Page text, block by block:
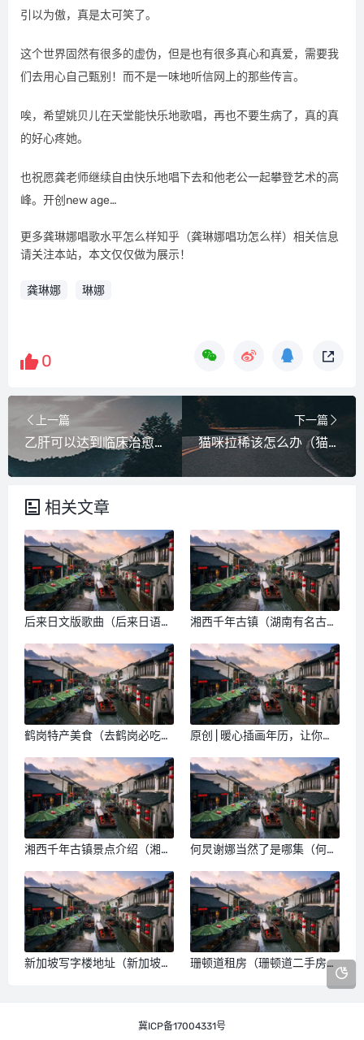
引以为傲，真是太可笑了。
这个世界固然有很多的虚伪，但是也有很多真心和真爱，需要我
们去用心自己甄别！而不是一味地听信网上的那些传言。
唉，希望姚贝儿在天堂能快乐地歌唱，再也不要生病了，真的真
的好心疼她。
也祝愿龚老师继续自由快乐地唱下去和他老公一起攀登艺术的高
峰。开创new age…
更多龚琳娜唱歌水平怎么样知乎（龚琳娜唱功怎么样）相关信息
请关注本站，本文仅仅做为展示！
龚琳娜 琳娜
0
上一篇
乙肝可以达到临床治愈吗（什么叫临床治愈乙肝）
下一篇
猫咪拉稀该怎么办（猫咪拉稀咋办）
相关文章
后来日文版歌曲（后来日语版
湘西千年古镇（湖南有名古
鹤岗特产美食（去鹤岗必吃的
​原创 | 暖心插画年历，让你的
湘西千年古镇景点介绍（湘西
何炅谢娜当然了是哪集（何
新加坡写字楼地址（新加坡地
珊顿道租房（珊顿道二手房房
冀ICP备17004331号